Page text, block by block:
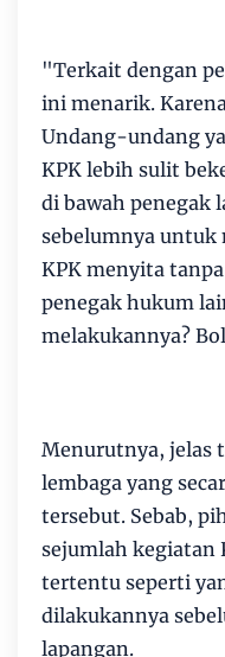
"Terkait dengan
ini menarik.
Undang-undang
KPK lebih sulit
di bawah penegak
sebelumnya untuk
KPK menyita
penegak hukum
melakukannya?
Menurutnya, jelas
lembaga yang
tersebut. Sebab,
sejumlah kegiatan
tertentu seperti
dilakukannya
lapangan.